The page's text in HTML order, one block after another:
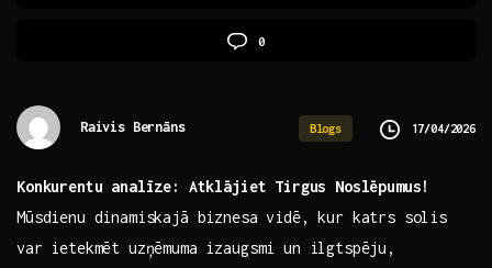
0
Raivis Bernāns Blogs 17/04/2026
Konkurentu analīze: Atklājiet Tirgus Noslēpumus!
Mūsdienu dinamiskajā biznesa vidē, kur katrs solis
var ietekmēt uzņēmuma izaugsmi un ilgtspēju,⁣